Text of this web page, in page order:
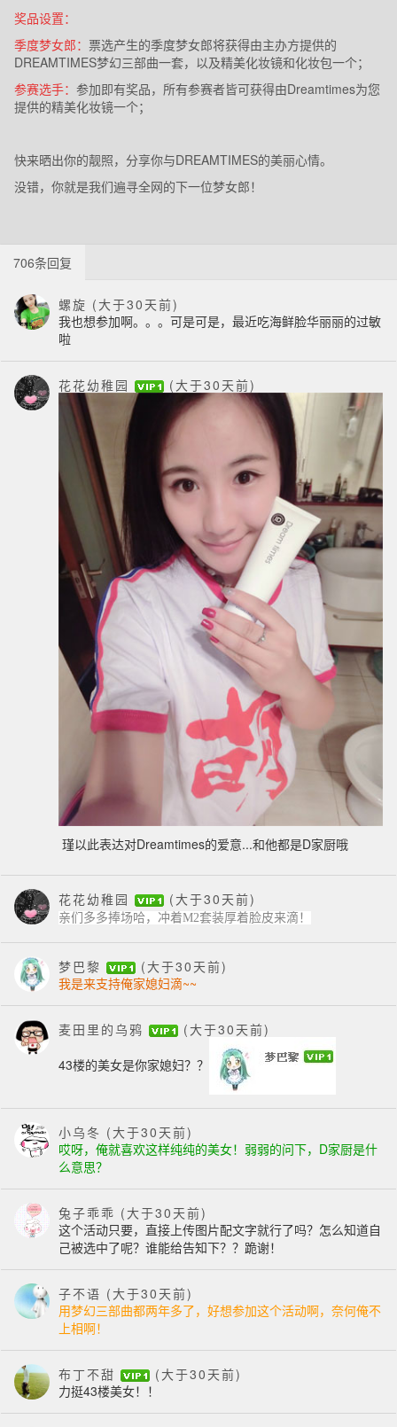
奖品设置：
季度梦女郎： 票选产生的季度梦女郎将获得由主办方提供的
DREAMTIMES梦幻三部曲一套，以及精美化妆镜和化妆包一个；
参赛选手： 参加即有奖品，所有参赛者皆可获得由Dreamtimes为您
提供的精美化妆镜一个；
快来晒出你的靓照，分享你与DREAMTIMES的美丽心情。
没错，你就是我们遍寻全网的下一位梦女郎！
706条回复
螺旋 (大于30天前)
我也想参加啊。。。可是可是，最近吃海鲜脸华丽丽的过敏
啦
花花幼稚园 (大于30天前)
瑾以此表达对Dreamtimes的爱意...和他都是D家厨哦
花花幼稚园 (大于30天前)
亲们多多捧场哈，冲着M2套装厚着脸皮来滴！
梦巴黎
(大于30天前)
我是来支持俺家媳妇滴~~
麦田里的乌鸦
(大于30天前)
43楼的美女是你家媳妇？？
小乌冬 (大于30天前)
哎呀，俺就喜欢这样纯纯的美女！弱弱的问下，D家厨是什
么意思？
兔子乖乖 (大于30天前)
这个活动只要，直接上传图片配文字就行了吗？怎么知道自
己被选中了呢？谁能给告知下？？跪谢！
子不语 (大于30天前)
用梦幻三部曲都两年多了，好想参加这个活动啊，奈何俺不
上相啊！
布丁不甜
(大于30天前)
力挺43楼美女！！